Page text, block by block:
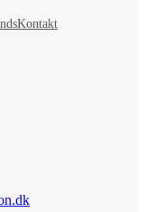
Kontakt